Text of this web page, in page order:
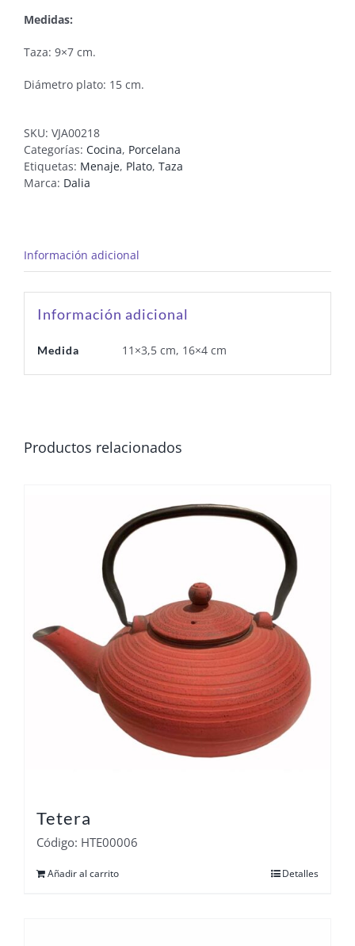
Medidas:
Taza: 9×7 cm.
Diámetro plato: 15 cm.
SKU: VJA00218
Categorías: Cocina, Porcelana
Etiquetas: Menaje, Plato, Taza
Marca: Dalia
Información adicional
Información adicional
Medida 11×3,5 cm, 16×4 cm
Productos relacionados
Tetera
Código: HTE00006
Añadir al carrito Detalles